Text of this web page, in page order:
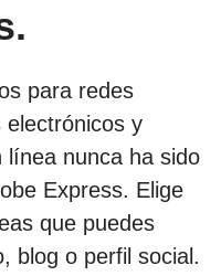
para redes
electrónicos y
línea nunca ha sido
Express. Elige
que puedes
blog o perfil social.